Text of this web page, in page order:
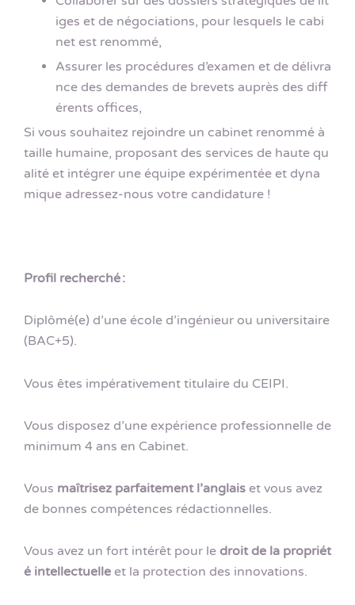
iges et de négociations, pour lesquels le cabi
net est renommé,
Assurer les procédures d’examen et de délivra
nce des demandes de brevets auprès des diff
érents offices,
Si vous souhaitez rejoindre un cabinet renommé à
taille humaine, proposant des services de haute qu
alité et intégrer une équipe expérimentée et dyna
mique adressez-nous votre candidature !
Profil recherché :
Diplômé(e) d’une école d’ingénieur ou universitaire
(BAC+5).
Vous êtes impérativement titulaire du CEIPI.
Vous disposez d’une expérience professionnelle de
minimum 4 ans en Cabinet.
Vous maîtrisez parfaitement l’anglais et vous avez
de bonnes compétences rédactionnelles.
Vous avez un fort intérêt pour le droit de la propriét
é intellectuelle et la protection des innovations.